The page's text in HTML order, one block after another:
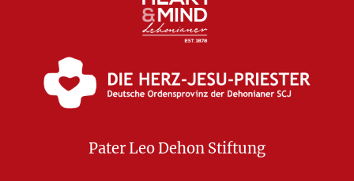
Pater Leo Dehon Stiftung